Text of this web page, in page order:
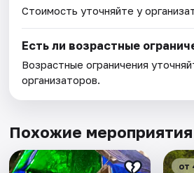
Стоимость уточняйте у
Есть ли возрастные
Возрастные ограничения
организаторов.
Похожие мероприятия
от